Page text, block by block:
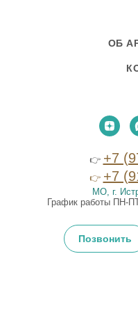
ОБ
👉 +7
👉 +7
МО, г.
График работы ПН-
Позвонить